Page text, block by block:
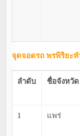
จุดจอดรถ พรพิริยะทั
ลำดับ ชื่อจังหวัด
1 แพร่